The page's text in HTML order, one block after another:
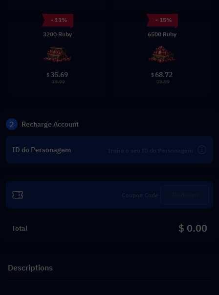
- 11%
3200 Ruby
$35.69
39.99
- 15%
6500 Ruby
$ 68.72
79.99
2 Recharge Account
ID do Personagem
Total $ 0.00
Descriptions